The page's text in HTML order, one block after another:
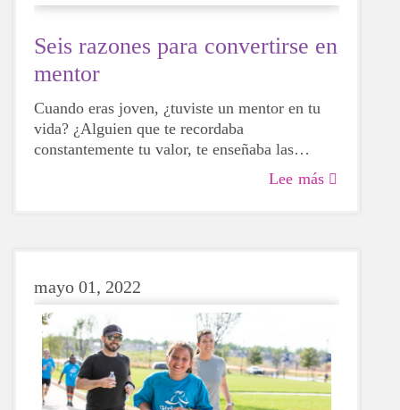
Seis razones para convertirse en
mentor
Cuando eras joven, ¿tuviste un mentor en tu
vida? ¿Alguien que te recordaba
constantemente tu valor, te enseñaba las
escucharte? Si tu respuesta es afirmativa, es
Lee más
mayo 01, 2022